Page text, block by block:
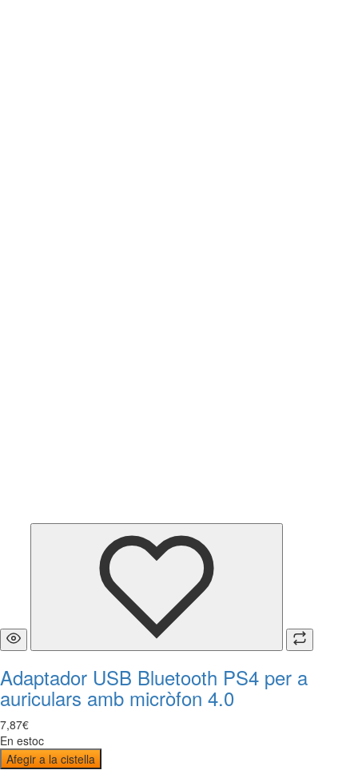
Adaptador USB Bluetooth PS4 per a
auriculars amb micròfon 4.0
7,87€
En estoc
Afegir a la cistella